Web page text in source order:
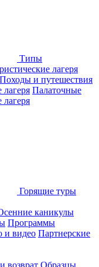
Типы
лагеря
Походы и путешествия
лагеря Палаточные
лагеря
Горящие туры
каникулы
Программы
и видео Партнерские
возврат Образцы